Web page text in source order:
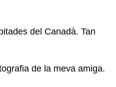
del Canadà. Tan
de la meva amiga.